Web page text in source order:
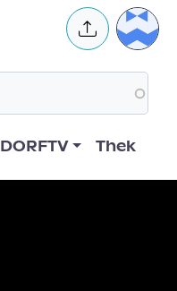
User
DORFTV Thek